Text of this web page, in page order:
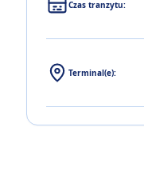
Czas tranzytu:
Terminal(e):